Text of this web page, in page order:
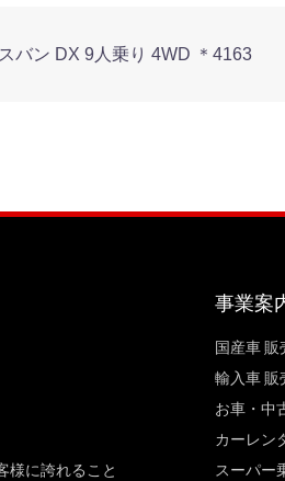
バン DX 9人乗り 4WD ＊4163
様に誇れること
事業案
国産車 販
輸入車 販
お車・中
カーレン
スーパー